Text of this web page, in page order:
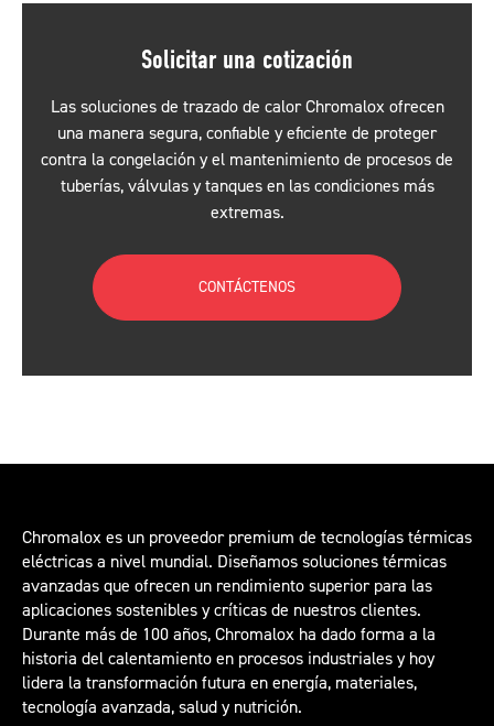
Solicitar una cotización
Las soluciones de trazado de calor Chromalox ofrecen
una manera segura, confiable y eficiente de proteger
contra la congelación y el mantenimiento de procesos de
tuberías, válvulas y tanques en las condiciones más
extremas.
CONTÁCTENOS
Chromalox es un proveedor premium de tecnologías térmicas
eléctricas a nivel mundial. Diseñamos soluciones térmicas
avanzadas que ofrecen un rendimiento superior para las
aplicaciones sostenibles y críticas de nuestros clientes.
Durante más de 100 años, Chromalox ha dado forma a la
historia del calentamiento en procesos industriales y hoy
lidera la transformación futura en energía, materiales,
tecnología avanzada, salud y nutrición.